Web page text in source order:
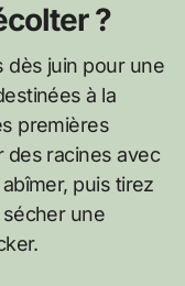
?
dès juin pour une
à la
premières
des racines avec
puis tirez
une